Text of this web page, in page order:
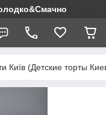
Київ (Детские торты